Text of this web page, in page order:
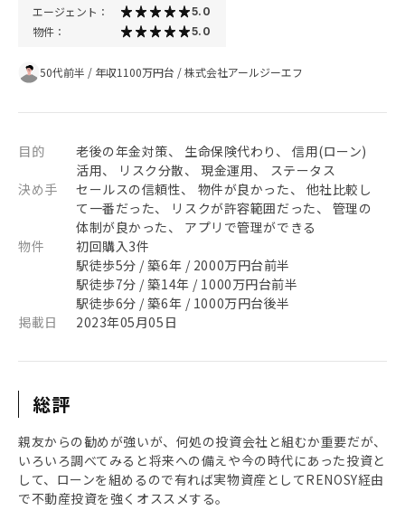
エージェント： 5.0
物件： 5.0
50代前半 / 年収1100万円台 /株式会社アールジーエフ
目的
老後の年金対策、 生命保険代わり、 信用(ローン)
活用、 リスク分散、 現金運用、 ステータス
決め手
セールスの信頼性、 物件が良かった、 他社比較し
て一番だった、 リスクが許容範囲だった、 管理の
体制が良かった、 アプリで管理ができる
物件
初回購入3件
駅徒歩5分 / 築6年 / 2000万円台前半
駅徒歩7分 / 築14年 / 1000万円台前半
駅徒歩6分 / 築6年 / 1000万円台後半
掲載日
2023年05月05日
総評
親友からの勧めが強いが、何処の投資会社と組むか重要だが、
いろいろ調べてみると将来への備えや今の時代にあった投資と
して、ローンを組めるので有れば実物資産としてRENOSY経由
で不動産投資を強くオススメする。